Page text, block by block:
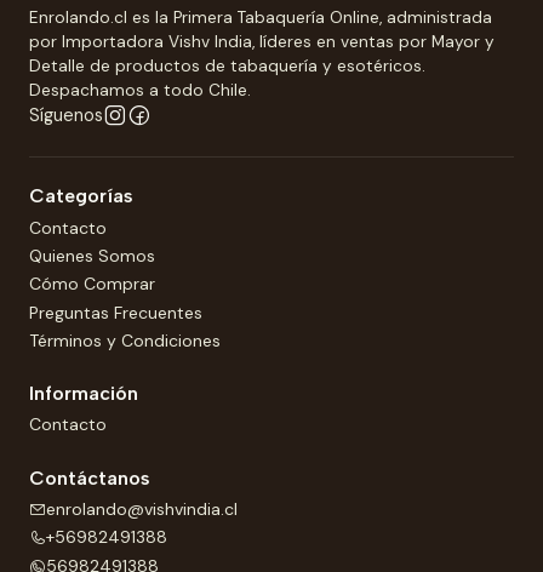
Enrolando.cl es la Primera Tabaquería Online, administrada
por Importadora Vishv India, líderes en ventas por Mayor y
Detalle de productos de tabaquería y esotéricos.
Despachamos a todo Chile.
Síguenos
Categorías
Contacto
Quienes Somos
Cómo Comprar
Preguntas Frecuentes
Términos y Condiciones
Información
Contacto
Contáctanos
enrolando@vishvindia.cl
+56982491388
56982491388